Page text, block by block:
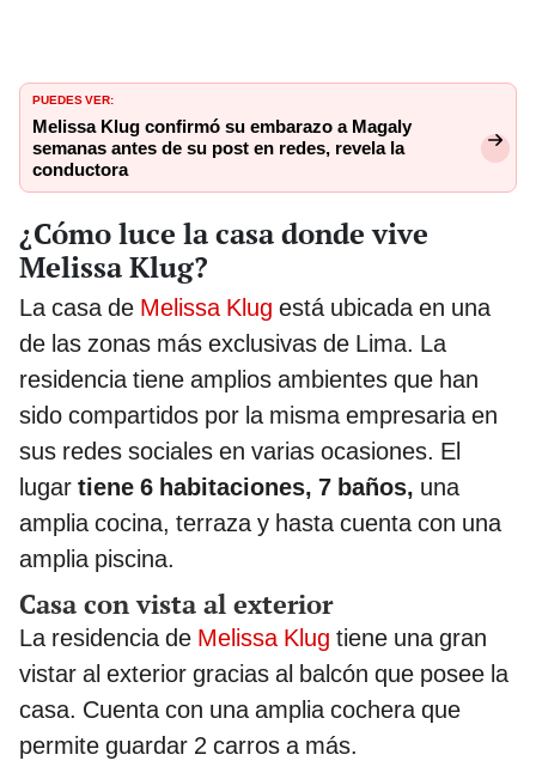
PUEDES VER:
Melissa Klug confirmó su embarazo a Magaly
semanas antes de su post en redes, revela la
conductora
¿Cómo luce la casa donde vive
Melissa Klug?
La casa de Melissa Klug está ubicada en una
de las zonas más exclusivas de Lima. La
residencia tiene amplios ambientes que han
sido compartidos por la misma empresaria en
sus redes sociales en varias ocasiones. El
lugar tiene 6 habitaciones, 7 baños, una
amplia cocina, terraza y hasta cuenta con una
amplia piscina.
Casa con vista al exterior
La residencia de Melissa Klug tiene una gran
vistar al exterior gracias al balcón que posee la
casa. Cuenta con una amplia cochera que
permite guardar 2 carros a más.